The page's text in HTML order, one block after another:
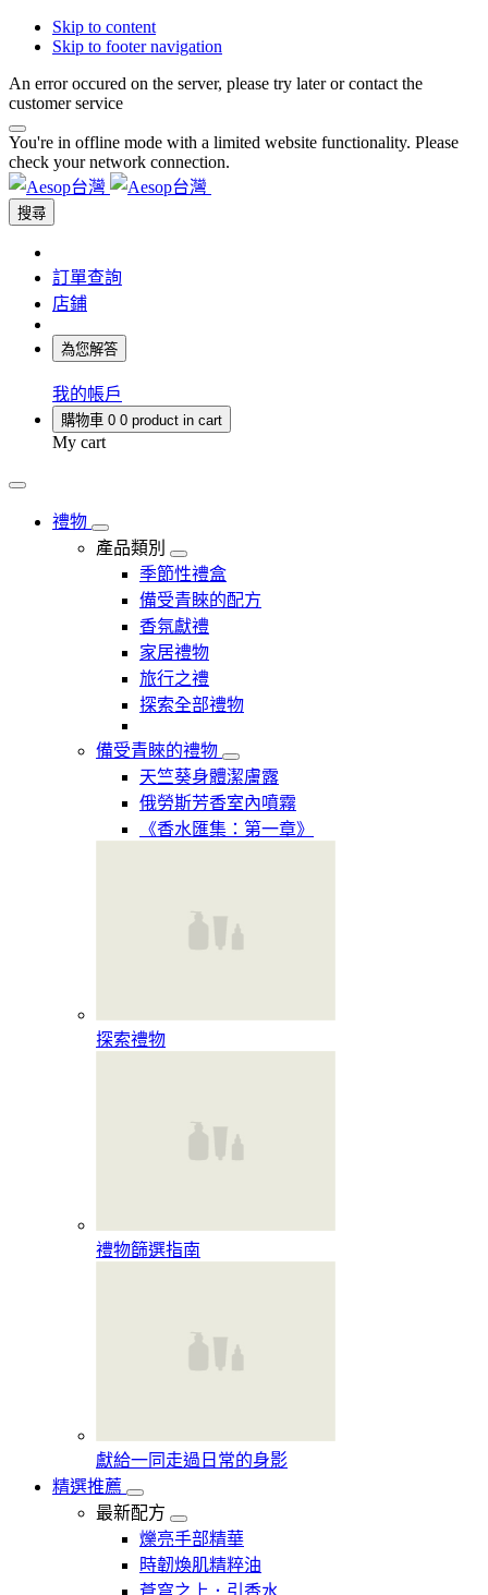
Skip to content
Skip to footer navigation
An error occured on the server, please try later or contact the
customer service
You're in offline mode with a limited website functionality. Please
check your network connection.
搜尋
訂單查詢
店鋪
為您解答
我的帳戶
購物車 0 0 product in cart
My cart
禮物
產品類別
季節性禮盒
備受青睞的配方
香氛獻禮
家居禮物
旅行之禮
探索全部禮物
備受青睞的禮物
天竺葵身體潔膚露
俄勞斯芳香室內噴霧
《香水匯集：第一章》​
探索禮物
禮物篩選指南
獻給一同走過日常的身影
精選推薦
最新配方
爍亮手部精華
時韌煥肌精粹油
蒼穹之上．引香水